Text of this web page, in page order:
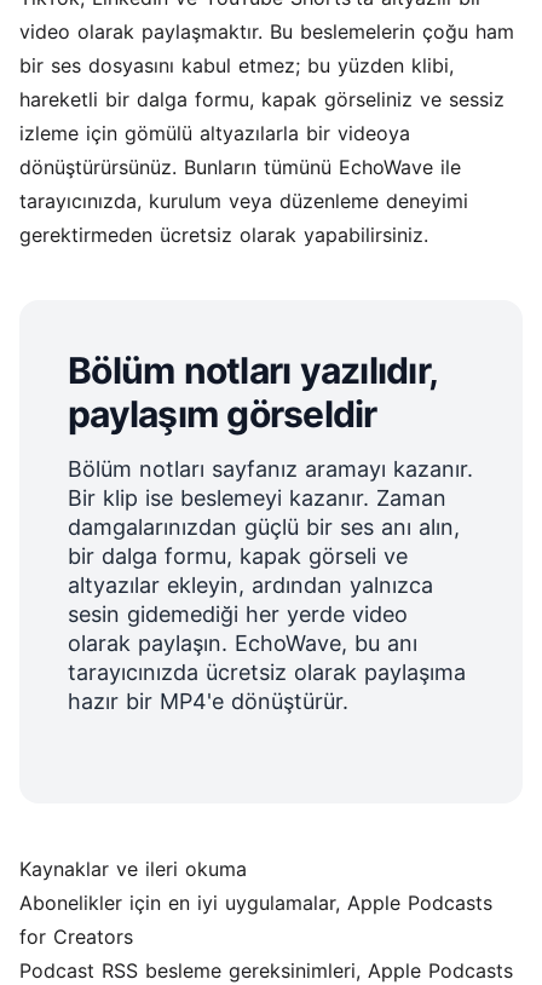
video olarak paylaşmaktır. Bu beslemelerin çoğu ham
bir ses dosyasını kabul etmez; bu yüzden klibi,
hareketli bir dalga formu, kapak görseliniz ve sessiz
izleme için gömülü altyazılarla bir videoya
dönüştürürsünüz. Bunların tümünü EchoWave ile
tarayıcınızda, kurulum veya düzenleme deneyimi
gerektirmeden ücretsiz olarak yapabilirsiniz.
Bölüm notları yazılıdır,
paylaşım görseldir
Bölüm notları sayfanız aramayı kazanır.
Bir klip ise beslemeyi kazanır. Zaman
damgalarınızdan güçlü bir ses anı alın,
bir dalga formu, kapak görseli ve
altyazılar ekleyin, ardından yalnızca
sesin gidemediği her yerde video
olarak paylaşın. EchoWave, bu anı
tarayıcınızda ücretsiz olarak paylaşıma
hazır bir MP4'e dönüştürür.
Kaynaklar ve ileri okuma
Abonelikler için en iyi uygulamalar, Apple Podcasts
for Creators
Podcast RSS besleme gereksinimleri, Apple Podcasts